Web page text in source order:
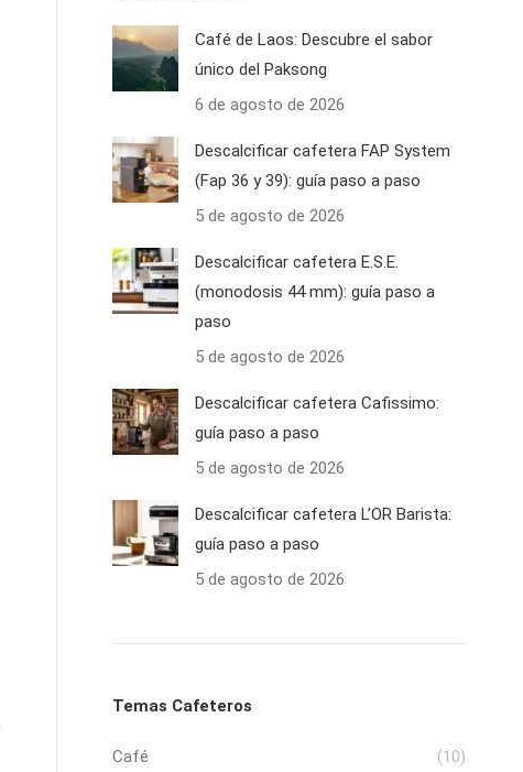
Café de Laos: Descubre el sabor
único del Paksong
6 de agosto de 2026
Descalcificar cafetera FAP System
(Fap 36 y 39): guía paso a paso
5 de agosto de 2026
Descalcificar cafetera E.S.E.
(monodosis 44 mm): guía paso a
paso
5 de agosto de 2026
Descalcificar cafetera Cafissimo:
guía paso a paso
5 de agosto de 2026
Descalcificar cafetera L’OR Barista:
guía paso a paso
5 de agosto de 2026
Temas Cafeteros
Café
(10)